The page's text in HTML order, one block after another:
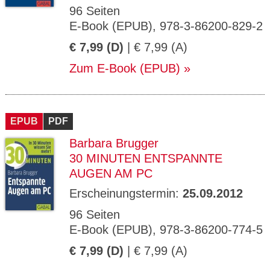
96 Seiten
E-Book (EPUB), 978-3-86200-829-2
€ 7,99 (D) | € 7,99 (A)
Zum E-Book (EPUB)
EPUB PDF
Barbara Brugger
30 MINUTEN ENTSPANNTE
AUGEN AM PC
Erscheinungstermin: 25.09.2012
96 Seiten
E-Book (EPUB), 978-3-86200-774-5
€ 7,99 (D) | € 7,99 (A)